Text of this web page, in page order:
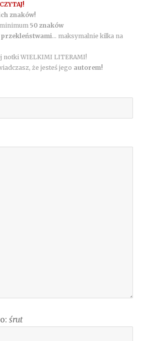
znaków!
50 znaków
przekleństwami... maksymalnie kilka na
notki WIELKIMI LITERAMI!
że jesteś jego autorem!
śrut